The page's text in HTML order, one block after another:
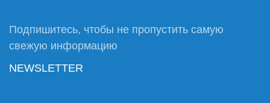
Подпишитесь, чтобы не пропустить самую
свежую информацию
NEWSLETTER